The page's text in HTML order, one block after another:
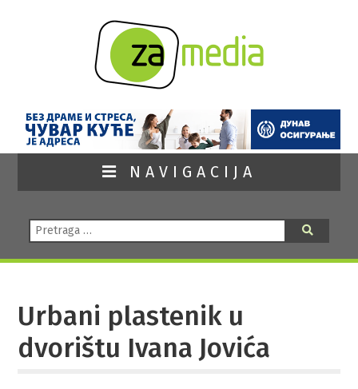
NAVIGACIJA
Pretraga:
Urbani plastenik u
dvorištu Ivana Jovića